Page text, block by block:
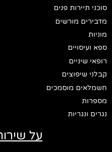
סוכני תיירות פנים
מדבירים מורשים
מוניות
ספא ועיסויים
רופאי שיניים
קבלני שיפוצים
חשמלאים מוסמכים
מספרות
נגרים ונגריות
על